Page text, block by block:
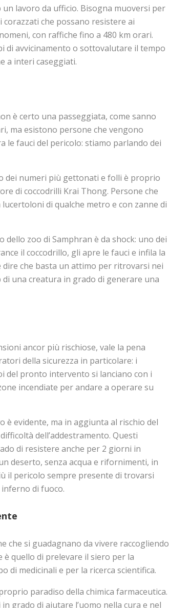
un lavoro da ufficio. Bisogna muoversi per
che possano resistere ai
con raffiche fino a 480 km orari.
di avvicinamento o sottovalutare il tempo
a interi caseggiati.
è certo una passeggiata, come sanno
ma esistono persone che vengono
le fauci del pericolo: stiamo parlando dei
dei numeri più gettonati e folli è proprio
di coccodrilli Krai Thong. Persone che
di qualche metro e con zanne di
dello zoo di Samphran è da shock: uno dei
il coccodrillo, gli apre le fauci e infila la
dire che basta un attimo per ritrovarsi nei
una creatura in grado di generare una
ancor più rischiose, vale la pena
della sicurezza in particolare: i
del pronto intervento si lanciano con i
incendiate per andare a operare su
è evidente, ma in aggiunta al rischio del
dell’addestramento. Questi
di resistere anche per 2 giorni in
deserto, senza acqua e rifornimenti, in
il pericolo sempre presente di trovarsi
di fuoco.
che si guadagnano da vivere raccogliendo
è quello di prelevare il siero per la
di medicinali e per la ricerca scientifica.
paradiso della chimica farmaceutica.
grado di aiutare l’uomo nella cura e nel